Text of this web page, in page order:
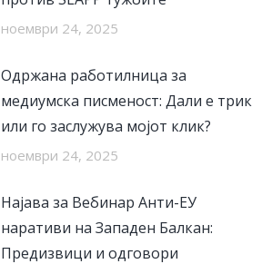
ноември 24, 2025
Одржана работилница за
медиумска писменост: Дали е трик
или го заслужува мојот клик?
ноември 24, 2025
Најава за Вебинар Анти-ЕУ
наративи на Западен Балкан:
Предизвици и одговори